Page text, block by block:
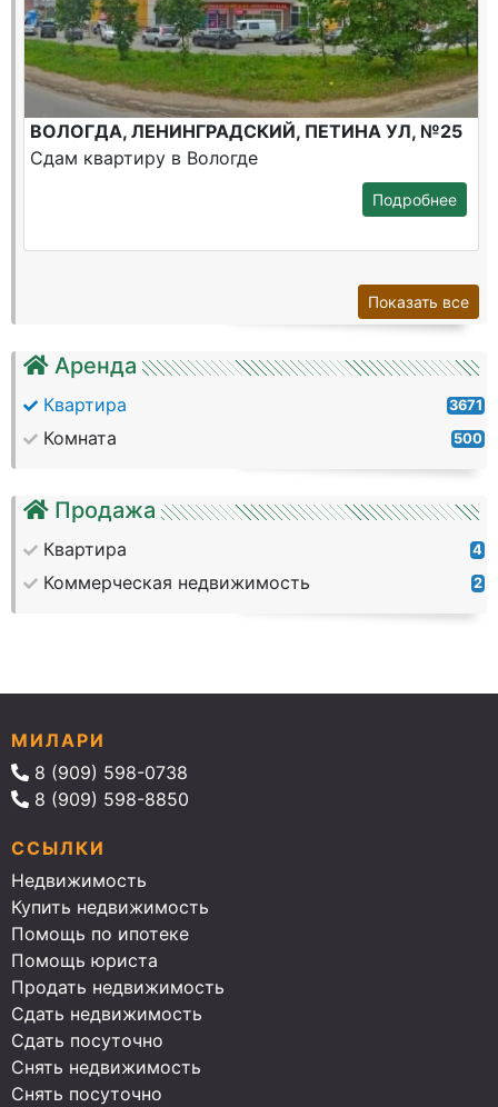
Аренда
Квартира 3671
Комната 500
Продажа
Квартира 4
Коммерческая недвижимость 2
ВОЛОГДА, ЛЕНИНГРАДСКИЙ, ПЕТИНА УЛ, №25
Сдам квартиру в Вологде
Подробнее
Показать все
МИЛАРИ
8 (909) 598-0738
8 (909) 598-8850
ССЫЛКИ
Недвижимость
Купить недвижимость
Помощь по ипотеке
Помощь юриста
Продать недвижимость
Сдать недвижимость
Сдать посуточно
Снять недвижимость
Снять посуточно